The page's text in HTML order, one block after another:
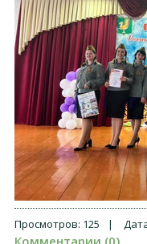
Просмотров: 125 |
Комментарии (0)